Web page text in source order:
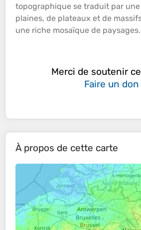
topographique se traduit par
plaines, de plateaux et de
une riche mosaïque de paysages.
Merci de soutenir
Faire un don
À propos de cette carte